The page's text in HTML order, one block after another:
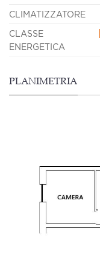
CLIMATIZZATORE
CLASSE
ENERGETICA
PLANIMETRIA